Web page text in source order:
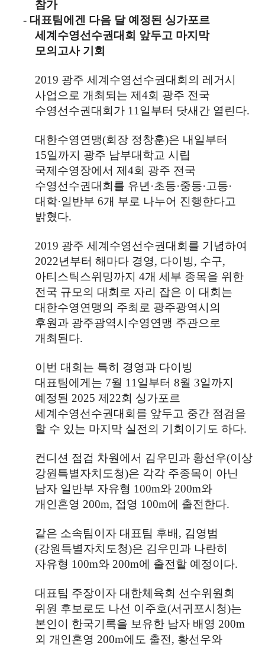
참가
- 대표팀에겐 다음 달 예정된 싱가포르
세계수영선수권대회 앞두고 마지막
모의고사 기회
2019 광주 세계수영선수권대회의 레거시
사업으로 개최되는 제4회 광주 전국
수영선수권대회가 11 일부터 닷새간 열린다.
대한수영연맹(회장 정창훈)은 내일부터
15일까지 광주 남부대학교 시립
국제수영장에서 제4회 광주 전국
수영선수권대회를 유년 ·초등·중등·고등·
대학·일반부6개 부로 나누어 진행한다고
밝혔다.
2019 광주 세계수영선수권대회를 기념하여
2022년부터 해마다 경영, 다이빙, 수구,
아티스틱스위밍까지4개 세부 종목을 위한
전국 규모의 대회로 자리 잡은 이 대회는
대한수영연맹의 주최로 광주광역시의
후원과 광주광역시수영연맹 주관으로
개최된다.
이번 대회는 특히 경영과 다이빙
대표팀에게는 7월 11 일부터8월 3일까지
예정된 2025제 22회 싱가포르
세계수영선수권대회를 앞두고 중간 점검을
할 수 있는 마지막 실전의 기회이기도 하다.
컨디션 점검 차원에서 김우민과 황선우(이상
강원특별자치도청)은 각각 주종목이 아닌
남자 일반부 자유형 100m와 200m와
개인혼영 200m, 접영 100m에 출전한다.
같은 소속팀이자 대표팀 후배 , 김영범
(강원특별자치도청)은 김우민과 나란히
자유형 100m와 200m에 출전할 예정이다.
대표팀 주장이자 대한체육회 선수위원회
위원 후보로도 나선 이주호(서귀포시청)는
본인이 한국기록을 보유한 남자 배영 200m
외 개인혼영 200m에도 출전, 황선우와